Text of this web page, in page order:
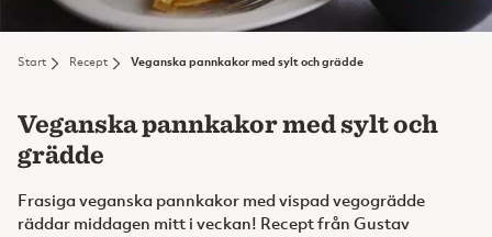
Start Recept Veganska pannkakor med sylt och grädde
Veganska pannkakor med sylt och
grädde
Frasiga veganska pannkakor med vispad vegogrädde
räddar middagen mitt i veckan! Recept från Gustav